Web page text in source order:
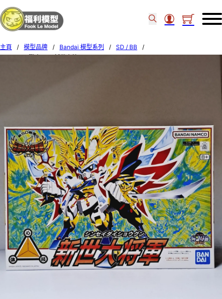
主頁 / 模型品牌 / Bandai 模型系列 / SD / BB
/